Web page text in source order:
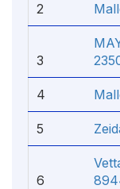
2
3
4
5
6